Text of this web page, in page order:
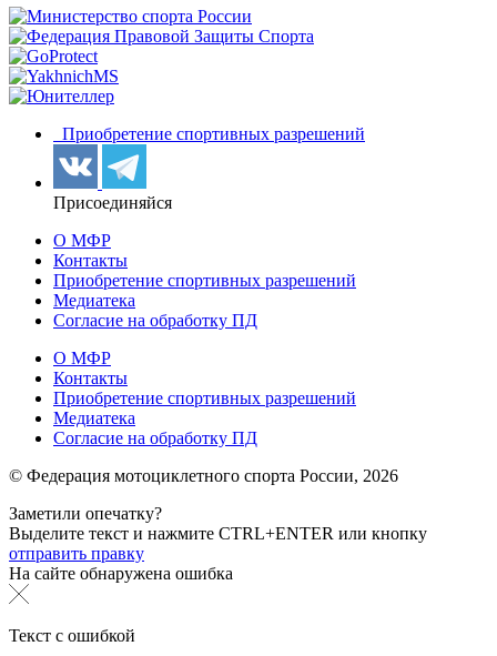
Приобретение спортивных разрешений
Присоединяйся
О МФР
Контакты
Приобретение спортивных разрешений
Медиатека
Согласие на обработку ПД
О МФР
Контакты
Приобретение спортивных разрешений
Медиатека
Согласие на обработку ПД
© Федерация мотоциклетного спорта России, 2026
Заметили опечатку?
Выделите текст и нажмите CTRL+ENTER или кнопку
отправить правку
На сайте обнаружена ошибка
Текст с ошибкой